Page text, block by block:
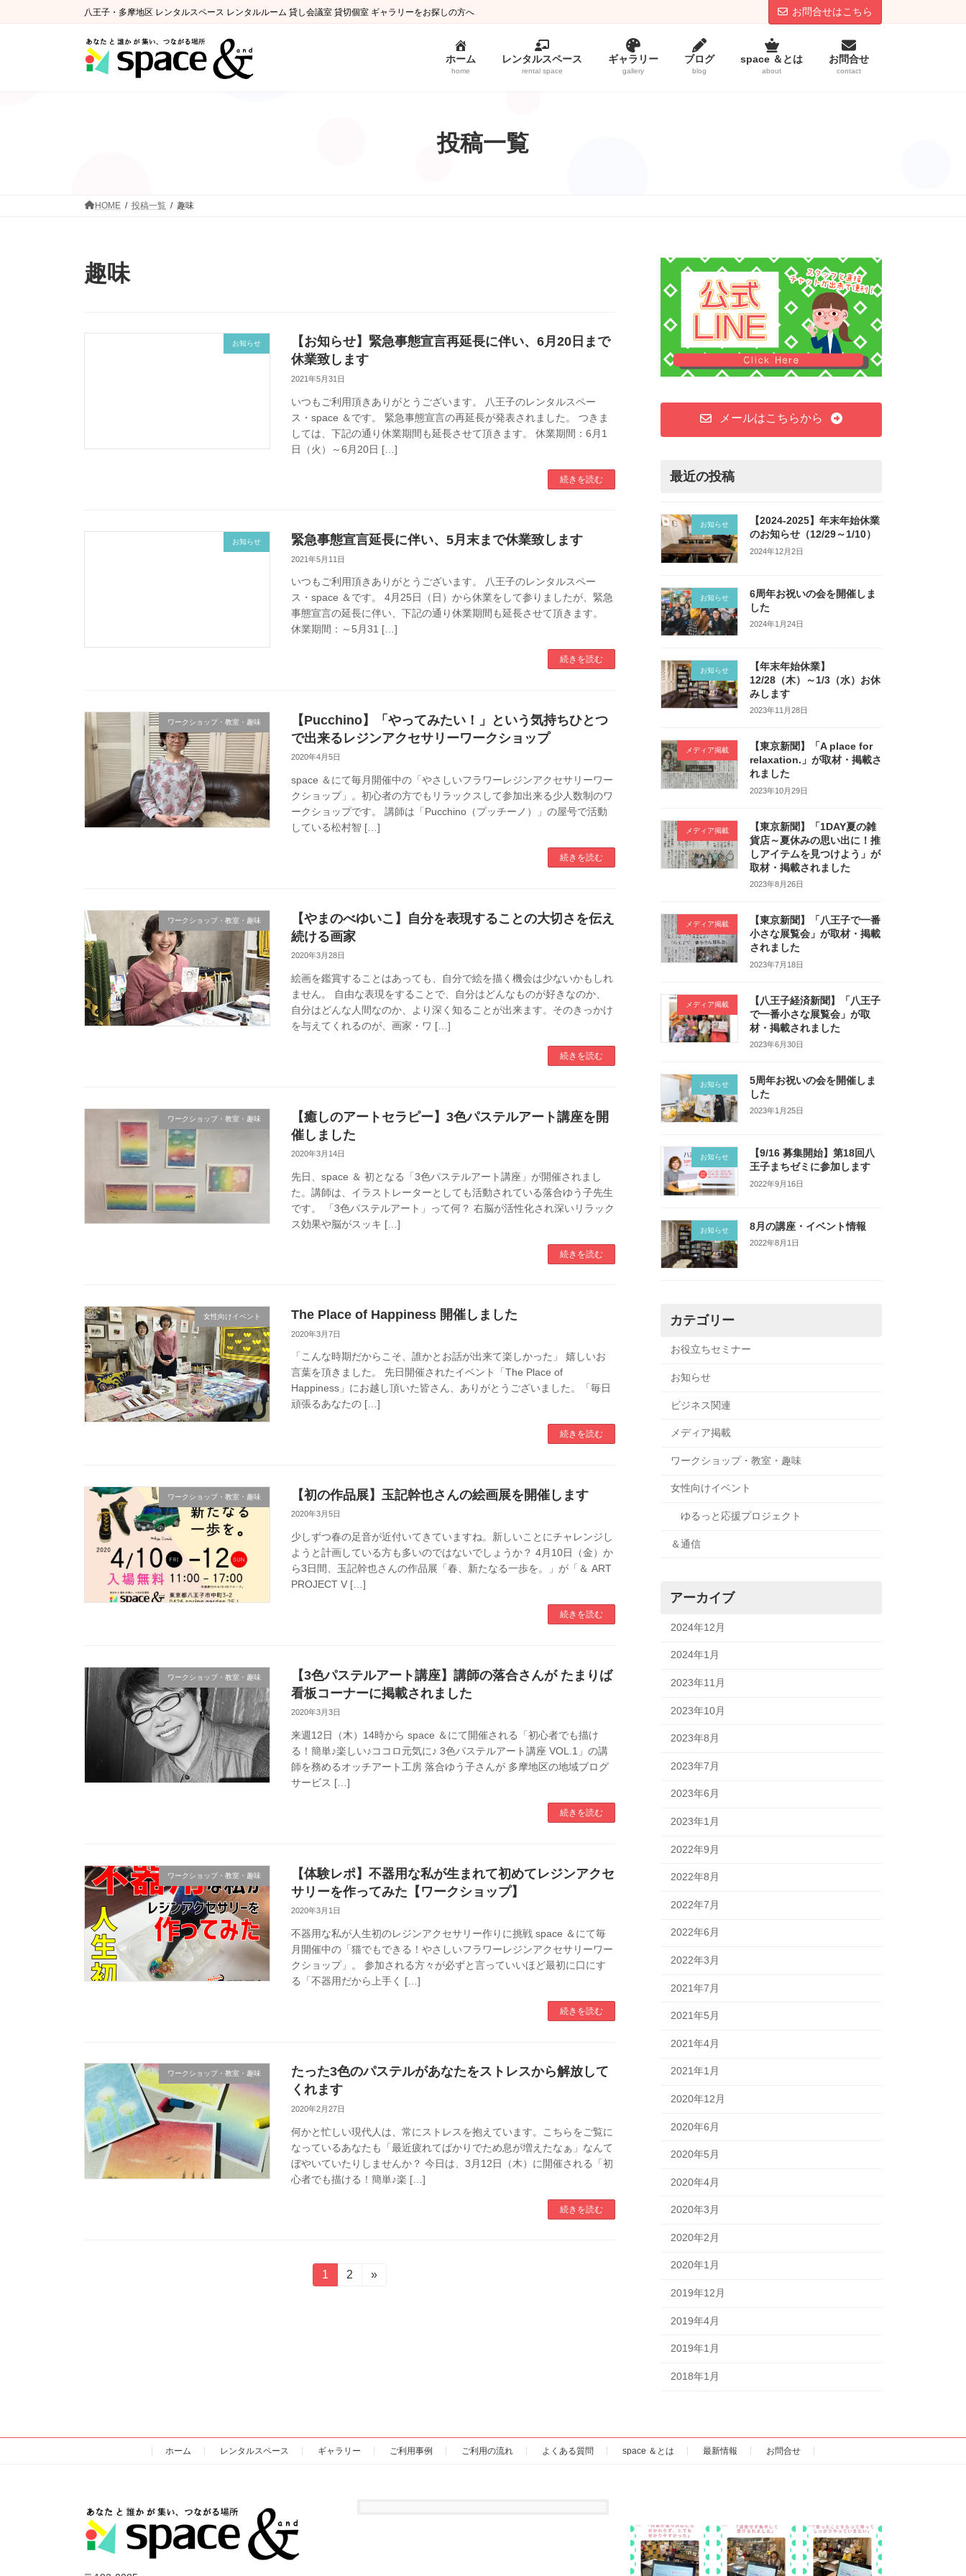
八王子・多摩地区 レンタルスペース レンタルルーム 貸し会議室 貸切個室 ギャラリーをお探しの方へ お問合せはこちら
ホーム
home
レンタルスペース
rental space
ギャラリー
gallery
ブログ
blog
space ＆とは
about
お問合せ
contact
投稿一覧
HOME 投稿一覧 趣味
趣味
お知らせ
【お知らせ】緊急事態宣言再延長に伴い、6月20日まで
休業致します
2021年5月31日
いつもご利用頂きありがとうございます。 八王子のレンタルスペー
ス・space ＆です。 緊急事態宣言の再延長が発表されました。 つきま
しては、下記の通り休業期間も延長させて頂きます。 休業期間：6月1
日（火）～6月20日 […]
続きを読む
お知らせ 緊急事態宣言延長に伴い、5月末まで休業致します
2021年5月11日
いつもご利用頂きありがとうございます。 八王子のレンタルスペー
ス・space ＆です。 4月25日（日）から休業をして参りましたが、緊急
事態宣言の延長に伴い、下記の通り休業期間も延長させて頂きます。
休業期間：～5月31 […]
続きを読む
ワークショップ・教室・趣味
【Pucchino】「やってみたい！」という気持ちひとつ
で出来るレジンアクセサリーワークショップ
2020年4月5日
space ＆にて毎月開催中の「やさしいフラワーレジンアクセサリーワー
クショップ」。初心者の方でもリラックスして参加出来る少人数制のワ
ークショップです。 講師は「Pucchino（プッチーノ）」の屋号で活動
している松村智 […]
続きを読む
ワークショップ・教室・趣味
【やまのべゆいこ】自分を表現することの大切さを伝え
続ける画家
2020年3月28日
絵画を鑑賞することはあっても、自分で絵を描く機会は少ないかもしれ
ません。 自由な表現をすることで、自分はどんなものが好きなのか、
自分はどんな人間なのか、より深く知ることが出来ます。そのきっかけ
を与えてくれるのが、画家・ワ […]
続きを読む
ワークショップ・教室・趣味
【癒しのアートセラピー】3色パステルアート講座を開
催しました
2020年3月14日
先日、space ＆ 初となる「3色パステルアート講座」が開催されまし
た。講師は、イラストレーターとしても活動されている落合ゆう子先生
です。 「3色パステルアート」って何？ 右脳が活性化され深いリラック
ス効果や脳がスッキ […]
続きを読む
女性向けイベント The Place of Happiness 開催しました
2020年3月7日
「こんな時期だからこそ、誰かとお話が出来て楽しかった」 嬉しいお
言葉を頂きました。 先日開催されたイベント「The Place of
Happiness」にお越し頂いた皆さん、ありがとうございました。「毎日
頑張るあなたの […]
続きを読む
ワークショップ・教室・趣味 【初の作品展】玉記幹也さんの絵画展を開催します
2020年3月5日
少しずつ春の足音が近付いてきていますね。新しいことにチャレンジし
ようと計画している方も多いのではないでしょうか？ 4月10日（金）か
ら3日間、玉記幹也さんの作品展「春、新たなる一歩を。」が「＆ ART
PROJECT V […]
続きを読む
ワークショップ・教室・趣味
【3色パステルアート講座】講師の落合さんが たまりば
看板コーナーに掲載されました
2020年3月3日
来週12日（木）14時から space ＆にて開催される「初心者でも描け
る！簡単♪楽しい♪ココロ元気に♪ 3色パステルアート講座 VOL.1」の講
師を務めるオッチアート工房 落合ゆう子さんが 多摩地区の地域ブログ
サービス […]
続きを読む
ワークショップ・教室・趣味
【体験レポ】不器用な私が生まれて初めてレジンアクセ
サリーを作ってみた【ワークショップ】
2020年3月1日
不器用な私が人生初のレジンアクセサリー作りに挑戦 space ＆にて毎
月開催中の「猫でもできる！やさしいフラワーレジンアクセサリーワー
クショップ」。 参加される方々が必ずと言っていいほど最初に口にす
る「不器用だから上手く […]
続きを読む
ワークショップ・教室・趣味
たった3色のパステルがあなたをストレスから解放して
くれます
2020年2月27日
何かと忙しい現代人は、常にストレスを抱えています。こちらをご覧に
なっているあなたも「最近疲れてばかりでため息が増えたなぁ」なんて
ぼやいていたりしませんか？ 今日は、3月12日（木）に開催される「初
心者でも描ける！簡単♪楽 […]
続きを読む
送
固
定
1
固
2 »
メールはこちらから
最近の投稿
お知らせ
【2024-2025】年末年始休業
のお知らせ（12/29～1/10）
2024年12月2日
お知らせ
6周年お祝いの会を開催しま
した
2024年1月24日
お知らせ
【年末年始休業】
12/28（木）～1/3（水）お休
みします
2023年11月28日
メディア掲載
【東京新聞】「A place for
relaxation.」が取材・掲載さ
れました
2023年10月29日
メディア掲載
【東京新聞】「1DAY夏の雑
貨店～夏休みの思い出に！推
しアイテムを見つけよう」が
取材・掲載されました
2023年8月26日
メディア掲載
【東京新聞】「八王子で一番
小さな展覧会」が取材・掲載
されました
2023年7月18日
メディア掲載
【八王子経済新聞】「八王子
で一番小さな展覧会」が取
材・掲載されました
2023年6月30日
お知らせ
5周年お祝いの会を開催しま
した
2023年1月25日
お知らせ
【9/16 募集開始】第18回八
王子まちゼミに参加します
2022年9月16日
お知らせ 8月の講座・イベント情報
2022年8月1日
カテゴリー
お役立ちセミナー
お知らせ
ビジネス関連
メディア掲載
ワークショップ・教室・趣味
女性向けイベント
ゆるっと応援プロジェクト
＆通信
アーカイブ
2024年12月
2024年1月
2023年11月
2023年10月
2023年8月
2023年7月
2023年6月
2023年1月
2022年9月
2022年8月
2022年7月
2022年6月
2022年3月
2021年7月
2021年5月
2021年4月
2021年1月
2020年12月
2020年6月
2020年5月
2020年4月
2020年3月
2020年2月
2020年1月
2019年12月
2019年4月
2019年1月
2018年1月
ホーム レンタルスペース ギャラリー ご利用事例 ご利用の流れ よくある質問 space ＆とは 最新情報 お問合せ